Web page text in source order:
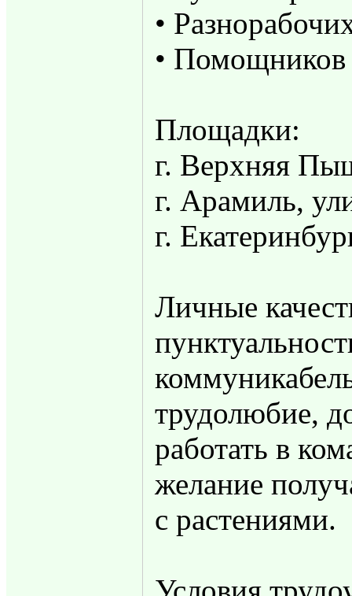
•
• Помощников
Площадки:
г. Верхняя
г. Арамиль,
г.
Личные
трудолюбие,
работать в
желание
с растениями.